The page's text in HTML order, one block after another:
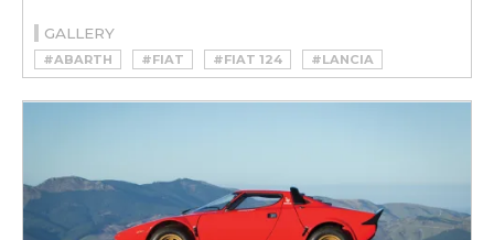
GALLERY
#ABARTH #FIAT #FIAT 124
#LANCIA
#LANCIA 037
#LANCIA STRATOS
#RALLY
#STRATOS
#TOYOTA #TOYOTA CELICA